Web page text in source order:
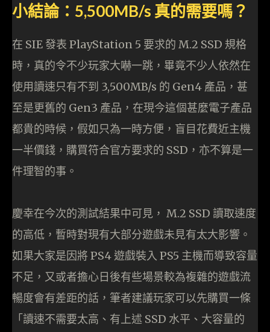
小結論：5,500MB/s 真的需要嗎？
在 SIE 發表 PlayStation 5 要求的 M.2 SSD 規格
時，真的令不少玩家大嚇一跳，畢竟不少人依然在
使用讀速只有不到 3,500MB/s 的 Gen4 產品，甚
至是更舊的 Gen3 產品，在現今這個甚麼電子產品
都貴的時候，假如只為一時方便，盲目花費近主機
一半價錢，購買符合官方要求的 SSD，亦不算是一
件理智的事。
慶幸在今次的測試結果中可見， M.2 SSD 讀取速度
的高低，暫時對現有大部分遊戲未見有太大影響。
如果大家是因將 PS4 遊戲裝入 PS5 主機而導致容量
不足，又或者擔心日後有些場景較為複雜的遊戲流
暢度會有差距的話，筆者建議玩家可以先購買一條
「讀速不需要太高、有上述 SSD 水平、大容量的